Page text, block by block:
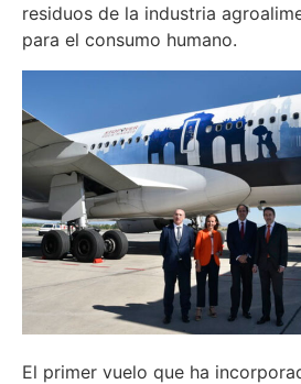
residuos de la industria
para el consumo humano.
El primer vuelo que ha